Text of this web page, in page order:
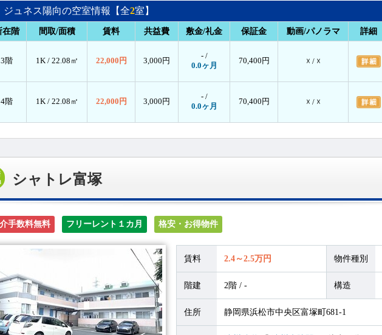
ジュネス陽向の空室情報【全2室】
在階 間取/面積 賃料 共益費 敷金/礼金 保証金 動画/パノラマ 詳細
3階 1K / 22.08㎡ 22,000円 3,000円
- /
0.0ヶ月
70,400円 ☓ / ☓
4階 1K / 22.08㎡ 22,000円 3,000円
- /
0.0ヶ月
70,400円 ☓ / ☓
シャトレ富塚
手数料無料 フリーレント１カ月 格安・お得物件
賃料 2.4～2.5万円 物件種別
階建 2階 / - 構造
住所 静岡県浜松市中央区富塚町681-1